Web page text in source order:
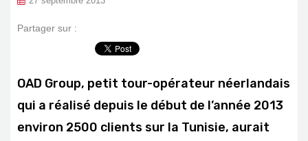
Partager sur :
OAD Group, petit tour-opérateur néerlandais
qui a réalisé depuis le début de l’année 2013
environ 2500 clients sur la Tunisie, aurait